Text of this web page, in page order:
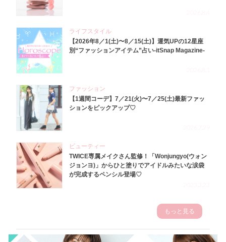
ライフスタイル
【2026年8／1(土)〜8／15(土)】運気UPの12星座
別“ファッションアイテム”占い-itSnap Magazine-
ファッション
【1週間コーデ】7／21(火)〜7／25(土)最新ファッ
ションをピックアップ♡
ビューティー
TWICE専属メイクさん監修！「Wonjungyo(ウォン
ジョンヨ)」からひと塗りでアイドルみたいな涙袋
が完成するペンシル登場♡
もっと見る